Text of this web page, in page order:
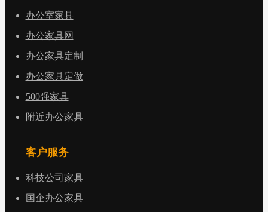
办公室家具
办公家具网
办公家具定制
办公家具定做
500强家具
附近办公家具
客户服务
科技公司家具
国企办公家具